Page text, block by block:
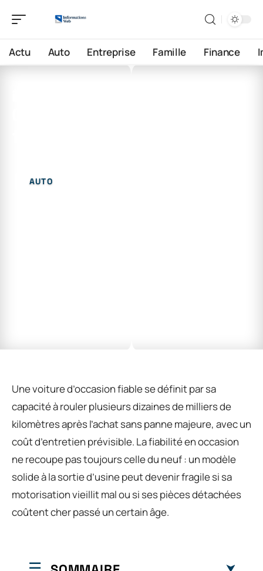
Actu Auto Entreprise Famille Finance
AUTO
Une voiture d’occasion fiable se définit par sa
capacité à rouler plusieurs dizaines de milliers de
kilomètres après l’achat sans panne majeure, avec un
coût d’entretien prévisible. La fiabilité en occasion
ne recoupe pas toujours celle du neuf : un modèle
solide à la sortie d’usine peut devenir fragile si sa
motorisation vieillit mal ou si ses pièces détachées
coûtent cher passé un certain âge.